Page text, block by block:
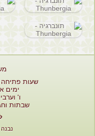
שעות
ימים א-ה
ו' וערבי חג
שבתות